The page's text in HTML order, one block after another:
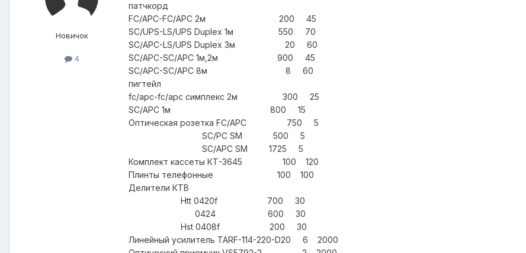
Новичок
4
патчкорд
FC/APC-FC/APC 2м 200 45
SC/UPS-LS/UPS Duplex 1м 550 70
SC/APC-LS/UPS Duplex 3м 20 60
SC/APC-SC/APC 1м,2м 900 45
SC/APC-SC/APC 8м 8 60
пигтейл
fc/apc-fc/apc симплекс 2м 300 25
SC/APC 1м 800 15
Оптическая розетка FC/APC 750 5
SC/PC SM 500 5
SC/APC SM 1725 5
Комплект кассеты КТ-3645 100 120
Плинты телефонные 100 100
Делители КТВ
Htt 0420f 700 30
0424 600 30
Hst 0408f 200 30
Линейный усилитель TARF-114-220-D20 6 2000